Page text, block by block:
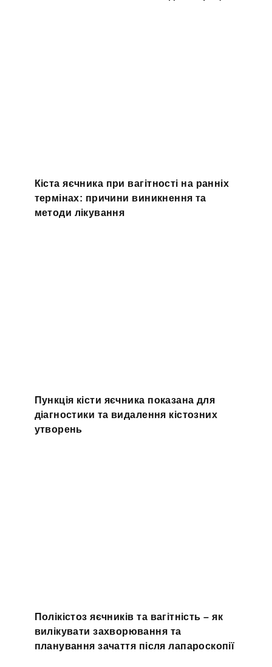
Кіста яєчника при вагітності на ранніх
термінах: причини виникнення та
методи лікування
Пункція кісти яєчника показана для
діагностики та видалення кістозних
утворень
Полікістоз яєчників та вагітність – як
вилікувати захворювання та
планування зачаття після лапароскопії